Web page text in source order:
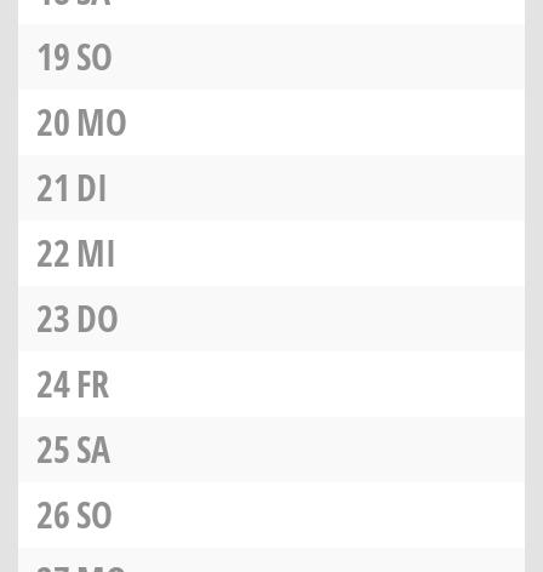
19SO
20MO
21 DI
22MI
23DO
24FR
25SA
26SO